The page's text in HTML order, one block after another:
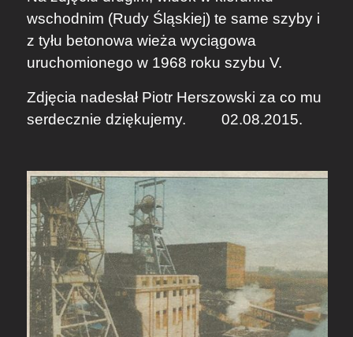
wschodnim (Rudy Śląskiej) te same szyby i
z tyłu betonowa wieża wyciągowa
uruchomionego w 1968 roku szybu V.
Zdjęcia nadesłał Piotr Herszowski za co mu
serdecznie dziękujemy. 02.08.2015.